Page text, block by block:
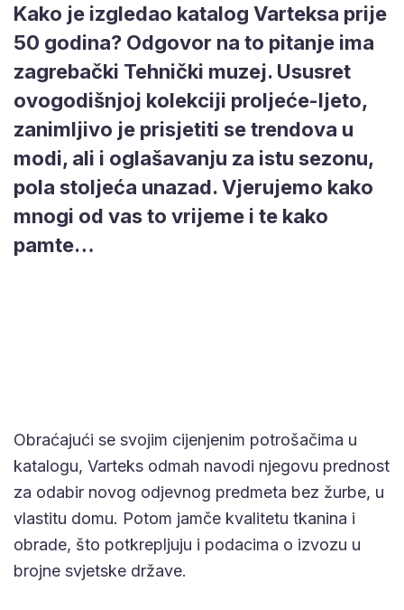
Kako je izgledao katalog Varteksa prije
50 godina? Odgovor na to pitanje ima
zagrebački Tehnički muzej. Ususret
ovogodišnjoj kolekciji proljeće-ljeto,
zanimljivo je prisjetiti se trendova u
modi, ali i oglašavanju za istu sezonu,
pola stoljeća unazad. Vjerujemo kako
mnogi od vas to vrijeme i te kako
pamte…
Obraćajući se svojim cijenjenim potrošačima u
katalogu, Varteks odmah navodi njegovu prednost
za odabir novog odjevnog predmeta bez žurbe, u
vlastitu domu. Potom jamče kvalitetu tkanina i
obrade, što potkrepljuju i podacima o izvozu u
brojne svjetske države.